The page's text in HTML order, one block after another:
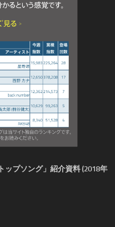
ップソング」紹介資料 (2018年